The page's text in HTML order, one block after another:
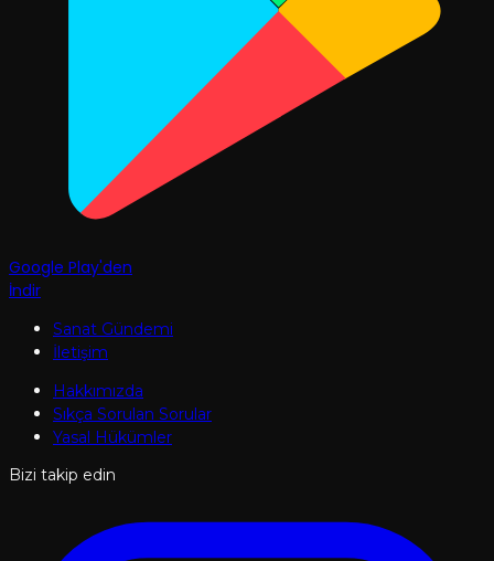
Google Play'den
İndir
Sanat Gündemi
İletişim
Hakkımızda
Sıkça Sorulan Sorular
Yasal Hükümler
Bizi takip edin